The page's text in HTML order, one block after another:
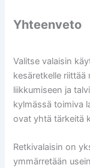
Yhteenveto
Valitse valaisin
kesäretkelle
liikkumiseen ja
kylmässä toimiva
ovat yhtä tärkeitä
Retkivalaisin on
ymmärretään